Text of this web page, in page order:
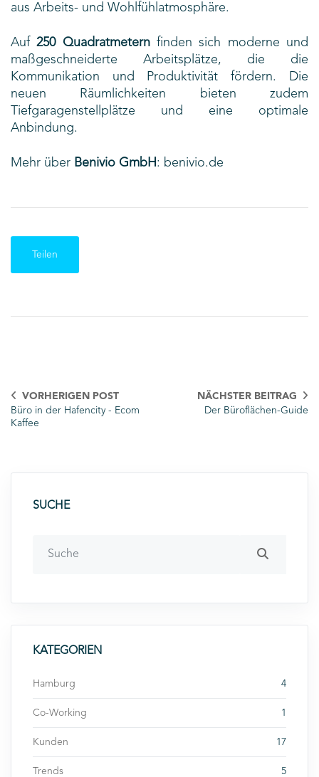
aus Arbeits- und Wohlfühlatmosphäre.
Auf250 Quadratmeternfinden sich moderne und
maßgeschneiderte Arbeitsplätze, die die
Kommunikation und Produktivität fördern. Die
neuen Räumlichkeiten bieten zudem
Tiefgaragenstellplätze und eine optimale
Anbindung.
Mehr über Benivio GmbH : benivio.de
Teilen
VORHERIGEN POST
Büro in der Hafencity - Ecom
Kaffee
NÄCHSTER BEITRAG
Der Büroflächen-Guide
SUCHE
KATEGORIEN
Hamburg 4
Co-Working 1
Kunden 17
Trends 5